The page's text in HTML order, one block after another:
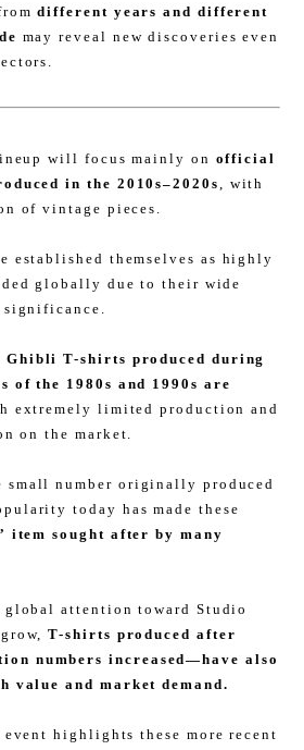
different years and different
may reveal new discoveries even
will focus mainly on official
in the 2010s–2020s, with
of vintage pieces.
established themselves as highly
globally due to their wide
Ghibli T-shirts produced during
of the 1980s and 1990s are
extremely limited production and
on the market.
small number originally produced
today has made these
item sought after by many
global attention toward Studio
T-shirts produced after
numbers increased—have also
value and market demand.
highlights these more recent